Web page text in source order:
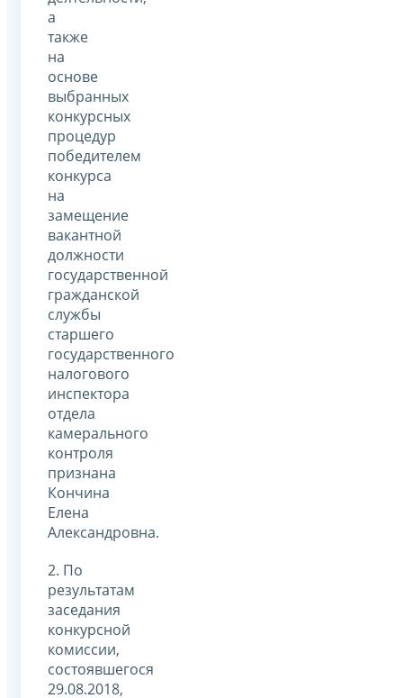
а
также
на
основе
выбранных
конкурсных
процедур
победителем
конкурса
на
замещение
вакантной
должности
государственной
гражданской
службы
старшего
государственного
налогового
инспектора
отдела
камерального
контроля
признана
Кончина
Елена
Александровна.
2. По
результатам
заседания
конкурсной
комиссии,
состоявшегося
29.08.2018,